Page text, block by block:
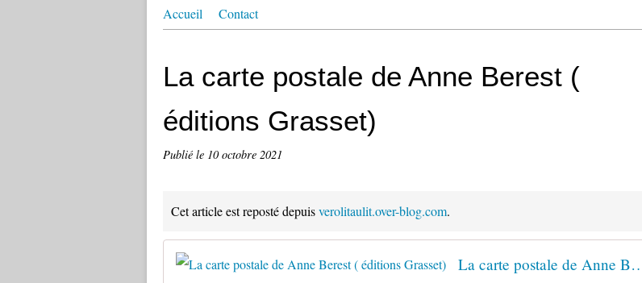
Accueil Contact
La carte postale de Anne Berest (
éditions Grasset)
Publié le 10 octobre 2021
Cet article est reposté depuisverolitaulit.over-blog.com.
La carte postale de Anne